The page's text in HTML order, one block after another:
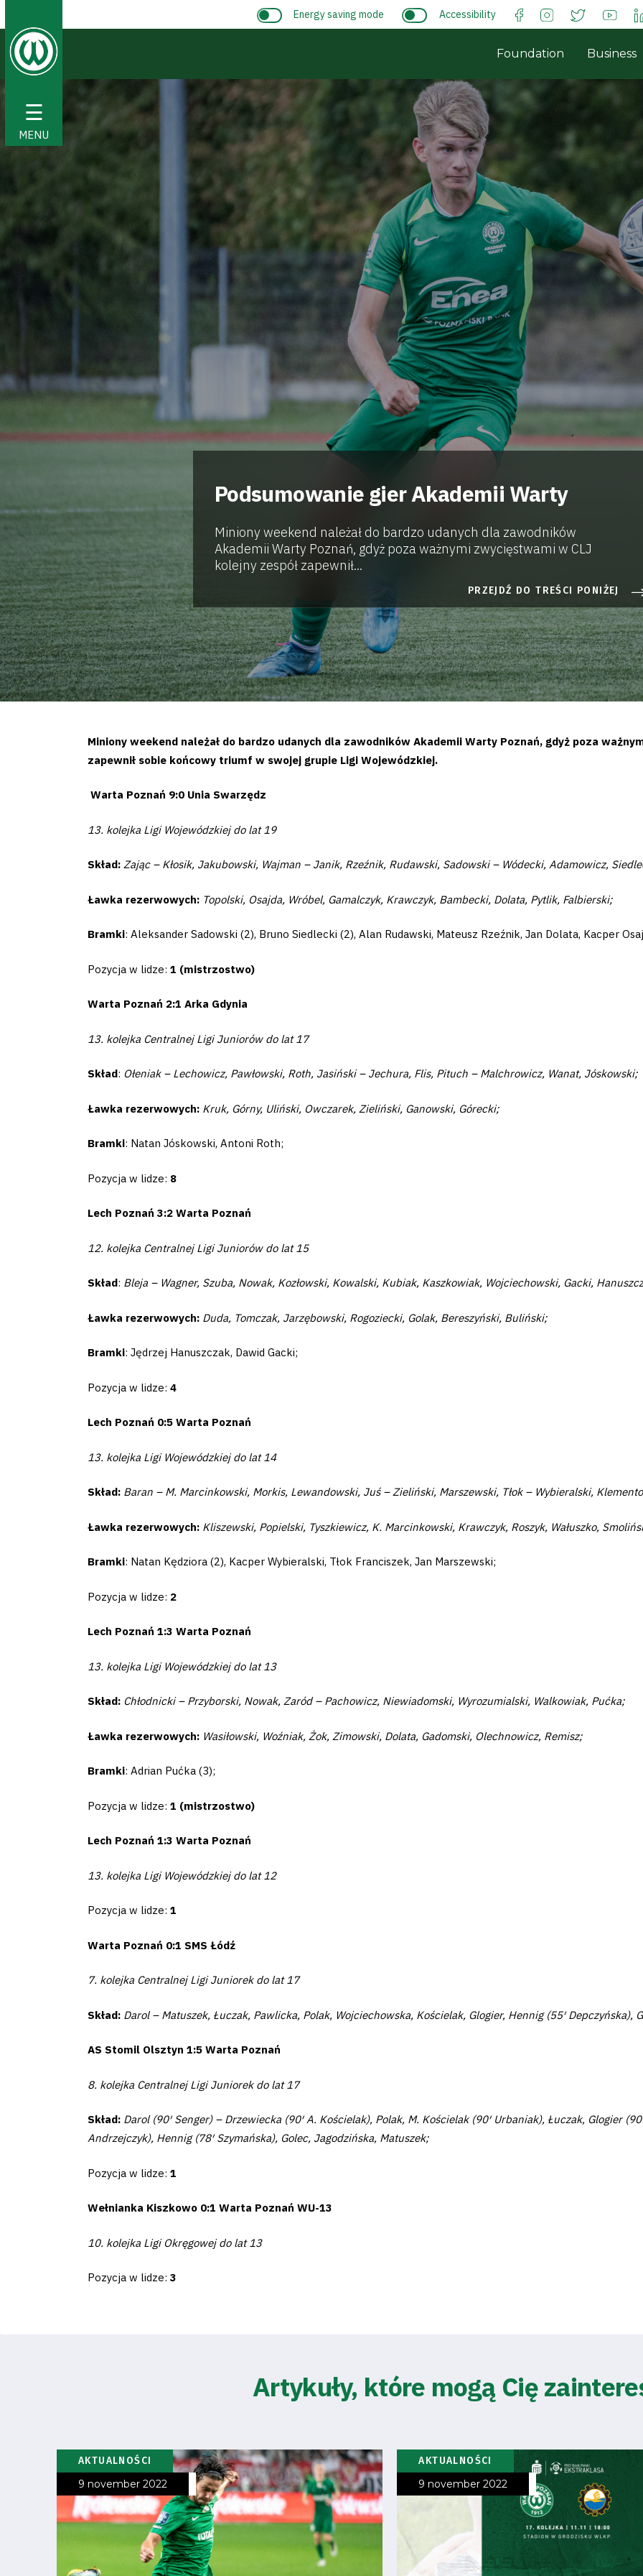
☰
MENU
schedule
Foundation
Business
Privacy
Regulations
Development
Strategy
Warta’s
#WORTHdownload
Energy saving mode Accessibility
Foundation Business
Podsumowanie gier Akademii Warty
Miniony weekend należał do bardzo udanych dla zawodników
Akademii Warty Poznań, gdyż poza ważnymi zwycięstwami w CLJ
kolejny zespół zapewnił...
PRZEJDŹ DO TREŚCI PONIŻEJ
Miniony weekend należał do bardzo udanych dla zawodników Akademii Warty Poznań, gdyż poza
zapewnił sobie końcowy triumf w swojej grupie Ligi Wojewódzkiej.
Warta Poznań 9:0 Unia Swarzędz
13. kolejka Ligi Wojewódzkiej do lat 19
Skład: Zając – Kłosik, Jakubowski, Wajman – Janik, Rzeźnik, Rudawski, Sadowski – Wódecki, Adamowicz,
Ławka rezerwowych: Topolski, Osajda, Wróbel, Gamalczyk, Krawczyk, Bambecki, Dolata, Pytlik, Falbierski;
Bramki: Aleksander Sadowski (2), Bruno Siedlecki (2), Alan Rudawski, Mateusz Rzeźnik, Jan Dolata, Kacper
Pozycja w lidze: 1 (mistrzostwo)
Warta Poznań 2:1 Arka Gdynia
13. kolejka Centralnej Ligi Juniorów do lat 17
Skład: Ołeniak – Lechowicz, Pawłowski, Roth, Jasiński – Jechura, Flis, Pituch – Malchrowicz, Wanat, Jóskowski;
Ławka rezerwowych: Kruk, Górny, Uliński, Owczarek, Zieliński, Ganowski, Górecki;
Bramki: Natan Jóskowski, Antoni Roth;
Pozycja w lidze: 8
Lech Poznań 3:2 Warta Poznań
12. kolejka Centralnej Ligi Juniorów do lat 15
Skład: Bleja – Wagner, Szuba, Nowak, Kozłowski, Kowalski, Kubiak, Kaszkowiak, Wojciechowski, Gacki,
Ławka rezerwowych: Duda, Tomczak, Jarzębowski, Rogoziecki, Golak, Bereszyński, Buliński;
Bramki: Jędrzej Hanuszczak, Dawid Gacki;
Pozycja w lidze: 4
Lech Poznań 0:5 Warta Poznań
13. kolejka Ligi Wojewódzkiej do lat 14
Skład: Baran – M. Marcinkowski, Morkis, Lewandowski, Juś – Zieliński, Marszewski, Tłok – Wybieralski,
Ławka rezerwowych: Kliszewski, Popielski, Tyszkiewicz, K. Marcinkowski, Krawczyk, Roszyk, Wałuszko,
Bramki: Natan Kędziora (2), Kacper Wybieralski, Tłok Franciszek, Jan Marszewski;
Pozycja w lidze: 2
Lech Poznań 1:3 Warta Poznań
13. kolejka Ligi Wojewódzkiej do lat 13
Skład: Chłodnicki – Przyborski, Nowak, Zaród – Pachowicz, Niewiadomski, Wyrozumialski, Walkowiak, Pućka;
Ławka rezerwowych: Wasiłowski, Woźniak, Żok, Zimowski, Dolata, Gadomski, Olechnowicz, Remisz;
Bramki: Adrian Pućka (3);
Pozycja w lidze: 1 (mistrzostwo)
Lech Poznań 1:3 Warta Poznań
13. kolejka Ligi Wojewódzkiej do lat 12
Pozycja w lidze: 1
Warta Poznań 0:1 SMS Łódź
7. kolejka Centralnej Ligi Juniorek do lat 17
Skład: Darol – Matuszek, Łuczak, Pawlicka, Polak, Wojciechowska, Kościelak, Glogier, Hennig (55′ Depczyńska),
AS Stomil Olsztyn 1:5 Warta Poznań
8. kolejka Centralnej Ligi Juniorek do lat 17
Skład: Darol (90′ Senger) – Drzewiecka (90′ A. Kościelak), Polak, M. Kościelak (90′ Urbaniak), Łuczak, Glogier
Andrzejczyk), Hennig (78′ Szymańska), Golec, Jagodzińska, Matuszek;
Pozycja w lidze: 1
Wełnianka Kiszkowo 0:1 Warta Poznań WU-13
10. kolejka Ligi Okręgowej do lat 13
Pozycja w lidze: 3
Artykuły, które mogą Cię
AKTUALNOŚCI
9 november 2022
AKTUALNOŚCI
9 november 2022